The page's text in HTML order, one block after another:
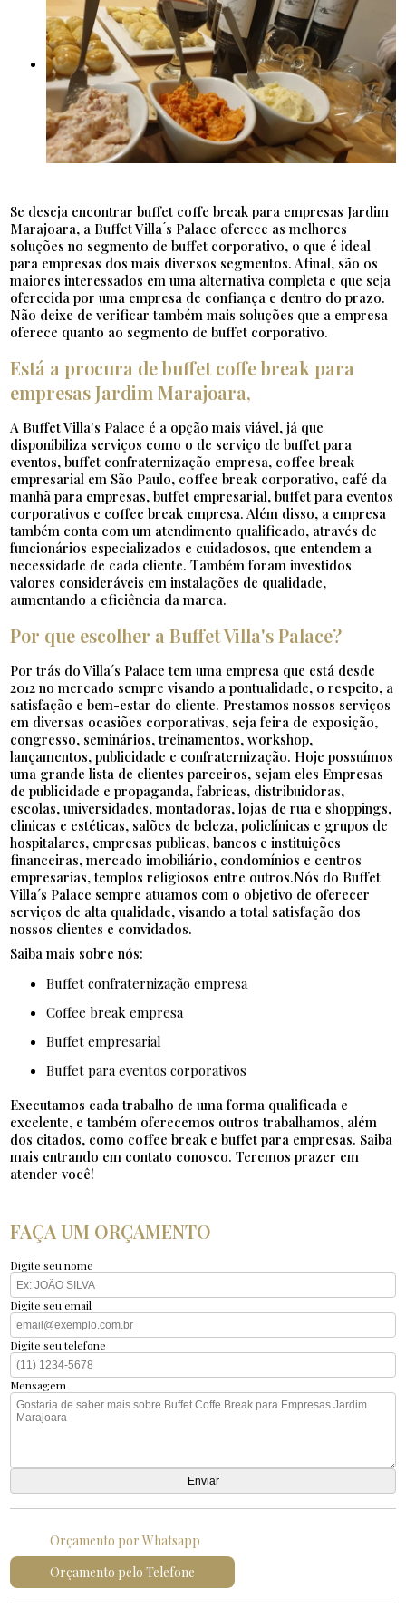
Se deseja encontrar buffet coffe break para empresas Jardim
Marajoara, a Buffet Villa ́s Palace oferece as melhores
soluções no segmento de buffet corporativo, o que é ideal
para empresas dos mais diversos segmentos. Afinal, são os
maiores interessados em uma alternativa completa e que seja
oferecida por uma empresa de confiança e dentro do prazo.
Não deixe de verificar também mais soluções que a empresa
oferece quanto ao segmento de buffet corporativo.
Está a procura de buffet coffe break para
empresas Jardim Marajoara,
A Buffet Villa's Palace é a opção mais viável, já que
disponibiliza serviços como o de serviço de buffet para
eventos, buffet confraternização empresa, coffee break
empresarial em São Paulo, coffee break corporativo, café da
manhã para empresas, buffet empresarial, buffet para eventos
corporativos e coffee break empresa. Além disso, a empresa
também conta com um atendimento qualificado, através de
funcionários especializados e cuidadosos, que entendem a
necessidade de cada cliente. Também foram investidos
valores consideráveis em instalações de qualidade,
aumentando a eficiência da marca.
Por que escolher a Buffet Villa's Palace?
Por trás do Villa´s Palace tem uma empresa que está desde
2012 no mercado sempre visando a pontualidade, o respeito, a
satisfação e bem-estar do cliente. Prestamos nossos serviços
em diversas ocasiões corporativas, seja feira de exposição,
congresso, seminários, treinamentos, workshop,
lançamentos, publicidade e confraternização. Hoje possuímos
uma grande lista de clientes parceiros, sejam eles Empresas
de publicidade e propaganda, fabricas, distribuidoras,
escolas, universidades, montadoras, lojas de rua e shoppings,
clinicas e estéticas, salões de beleza, policlínicas e grupos de
hospitalares, empresas publicas, bancos e instituições
financeiras, mercado imobiliário, condomínios e centros
empresarias, templos religiosos entre outros.Nós do Buffet
Villa´s Palace sempre atuamos com o objetivo de oferecer
serviços de alta qualidade, visando a total satisfação dos
nossos clientes e convidados.
Saiba mais sobre nós:
buffet confraternização empresa
coffee break empresa
buffet empresarial
buffet para eventos corporativos
Executamos cada trabalho de uma forma qualificada e
excelente, e também oferecemos outros trabalhamos, além
dos citados, como coffee break e buffet para empresas. Saiba
mais entrando em contato conosco. Teremos prazer em
atender você!
FAÇA UM ORÇAMENTO
Digite seu nome
Digite seu email
Digite seu telefone
Mensagem
Orçamento por Whatsapp
Orçamento pelo Telefone